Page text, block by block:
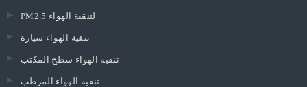
PM2.5 لتنقية الهواء
تنقية الهواء سيارة
تنقية الهواء سطح المكتب
تنقية الهواء المرطب